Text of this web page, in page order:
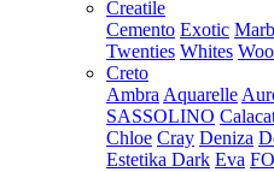
Creatile
Cemento Exotic
Twenties Whites
Creto
Ambra Aquarelle
SASSOLINO
Chloe Cray Deniza
Estetika Dark Eva